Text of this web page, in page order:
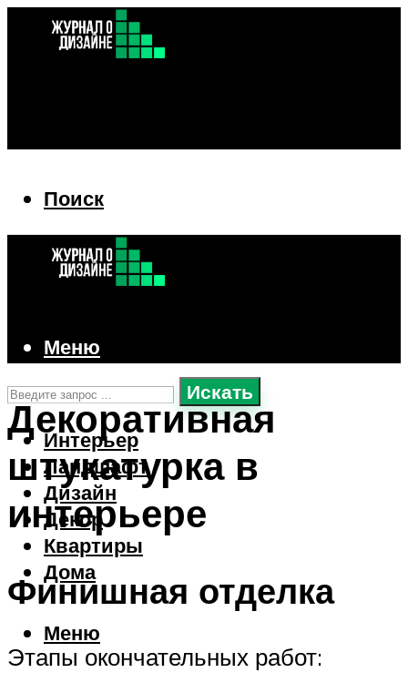
Поиск
Искать
Интерьер
Ландшафт
Дизайн
Декор
Квартиры
Дома
Меню
Меню
Декоративная
штукатурка в
интерьере
Финишная отделка
Этапы окончательных работ: